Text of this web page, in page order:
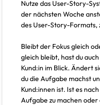
Nutze das User-Story-
der nächsten Woche
des User-Story-Formats,
Bleibt der Fokus gleich
gleich bleibt, hast du
Kund:in im Blick. Ändert
du die Aufgabe machst
Kund:innen ist. Ist es
Aufgabe zu machen